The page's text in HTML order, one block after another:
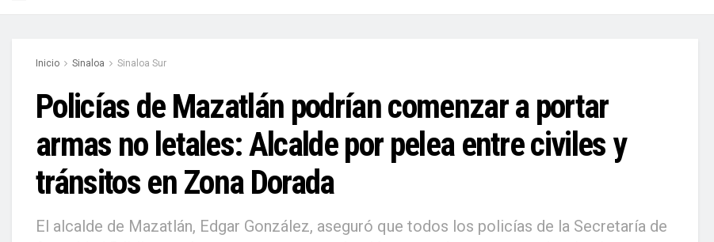
Inicio Sinaloa Sinaloa Sur
Policías de Mazatlán podrían comenzar a portar
armas no letales: Alcalde por pelea entre civiles y
tránsitos en Zona Dorada
El alcalde de Mazatlán, Edgar González, aseguró que todos los policías de la Secretaría de